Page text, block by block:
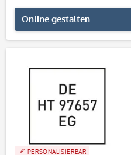
Online gestalten
PERSONALISIERBAR